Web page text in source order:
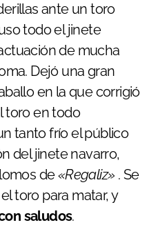
ante un toro
todo el jinete
de mucha
Dejó una gran
en la que corrigió
toro en todo
tanto frío el público
del jinete navarro,
de«Regaliz» . Se
toro para matar, y
saludos.